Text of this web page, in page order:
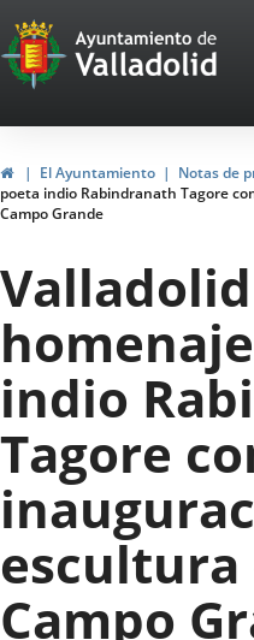
Portal
Web
del
de
Valladolid
InicioEl Ayuntamiento Notas de
poeta indio Rabindranath Tagore
Campo Grande
indio
Tagore
escultura
Campo